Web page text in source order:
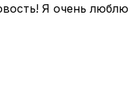
Я очень люблю